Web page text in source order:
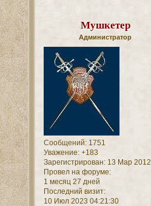
Мушкетер
Администратор
Сообщений:1751
Уважение: +183
Зарегистрирован: 13 Мар 2012
Провел на форуме:
1 месяц 27 дней
Последний визит:
10 Июл 2023 04:21:30